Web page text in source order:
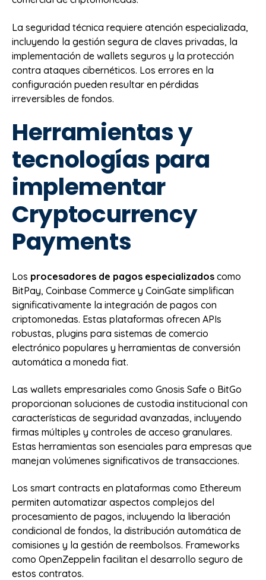
La seguridad técnica requiere atención especializada,
incluyendo la gestión segura de claves privadas, la
implementación de wallets seguros y la protección
contra ataques cibernéticos. Los errores en la
configuración pueden resultar en pérdidas
irreversibles de fondos.
Herramientas y
tecnologías para
implementar
Cryptocurrency
Payments
Los procesadores de pagos especializados como
BitPay, Coinbase Commerce y CoinGate simplifican
significativamente la integración de pagos con
criptomonedas. Estas plataformas ofrecen APIs
robustas, plugins para sistemas de comercio
electrónico populares y herramientas de conversión
automática a moneda fiat.
Las wallets empresariales como Gnosis Safe o BitGo
proporcionan soluciones de custodia institucional con
características de seguridad avanzadas, incluyendo
firmas múltiples y controles de acceso granulares.
Estas herramientas son esenciales para empresas que
manejan volúmenes significativos de transacciones.
Los smart contracts en plataformas como Ethereum
permiten automatizar aspectos complejos del
procesamiento de pagos, incluyendo la liberación
condicional de fondos, la distribución automática de
comisiones y la gestión de reembolsos. Frameworks
como OpenZeppelin facilitan el desarrollo seguro de
estos contratos.